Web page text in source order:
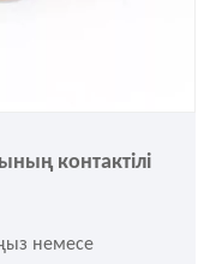
контактілі
немесе